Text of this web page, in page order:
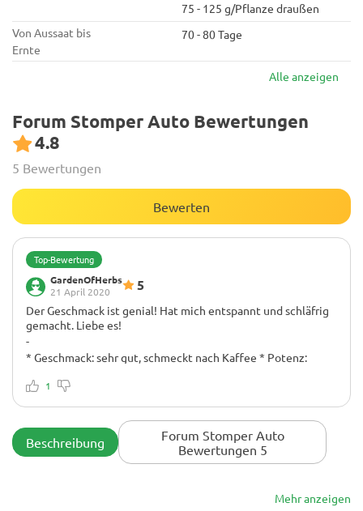
75 - 125 g/Pflanze draußen
Von Aussaat bis
Ernte
70 - 80 Tage
Alle anzeigen
Forum Stomper Auto Bewertungen
4.8
5 Bewertungen
Bewerten
Top-Bewertung
GardenOfHerbs
21 April 2020
5
Der Geschmack ist genial! Hat mich entspannt und schläfrig
gemacht. Liebe es!
-
* Geschmack: sehr gut, schmeckt nach Kaffee * Potenz:
sehr zufrieden mit dieser Pflanze, sie ist die stärkste und
Topf gezüchtet und lieferte so viel wie der Rest in einem 10-
Liter-Topf. Dies könnte mit Sicherheit eine 100-Gramm-
Pflanze gewesen sein * schlechte Kommentare: dass sie
1
Beschreibung
Forum Stomper Auto
Bewertungen 5
Mehr anzeigen